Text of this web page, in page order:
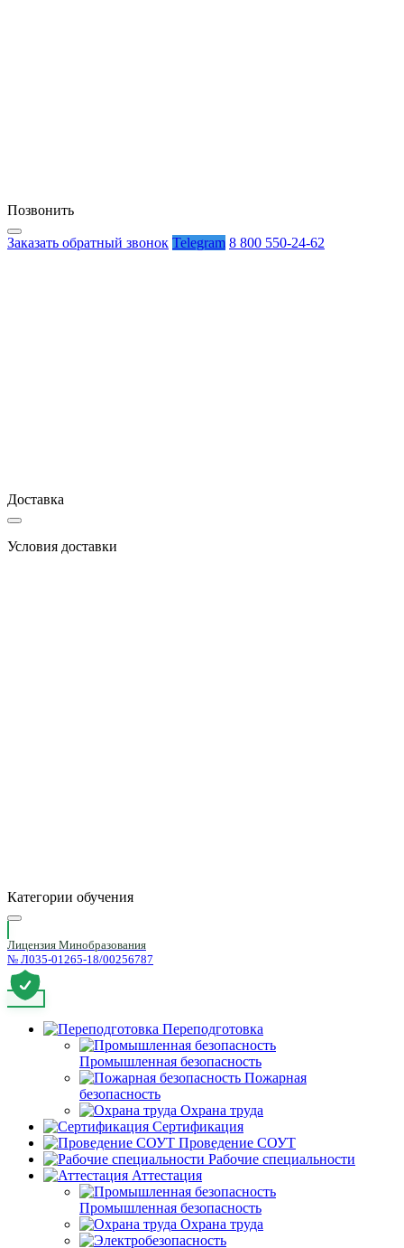
Позвонить
Заказать обратный звонок Telegram 8 800 550-24-62
Доставка
Условия доставки
Категории обучения
Лицензия Минобразования
№ Л035-01265-18/00256787
Переподготовка
Промышленная безопасность
Пожарная
безопасность
Охрана труда
Сертификация
Проведение СОУТ
Рабочие специальности
Аттестация
Промышленная безопасность
Охрана труда